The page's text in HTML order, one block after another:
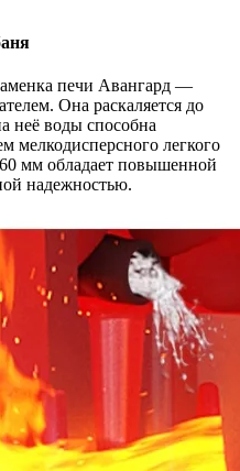
печи Авангард —
Она раскаляется до
неё воды способна
мелкодисперсного легкого
мм обладает повышенной
надежностью.